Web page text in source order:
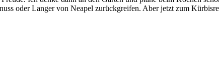
oder Langer von Neapel zurückgreifen. Aber jetzt zum